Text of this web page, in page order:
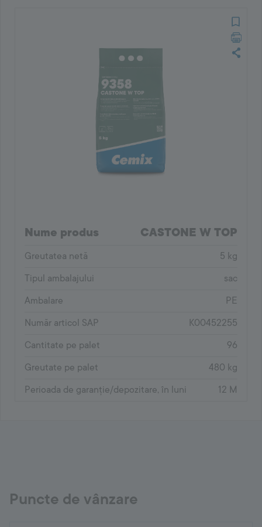
Nume produs CASTONE W TOP
Greutatea netă
5 kg
Tipul ambalajului
sac
Ambalare
PE
Număr articol SAP
K00452255
Cantitate pe palet
96
Greutate pe palet
480 kg
Perioada de garanție/depozitare, în luni
12 M
Puncte de vânzare